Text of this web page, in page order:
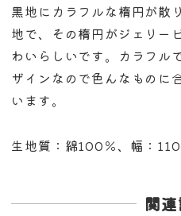
黒地にカラフルな楕円が散
地で、その楕円がジェリー
わいらしいです。カラフル
ザインなので色んなものに
います。
生地質：綿100％、幅：
関